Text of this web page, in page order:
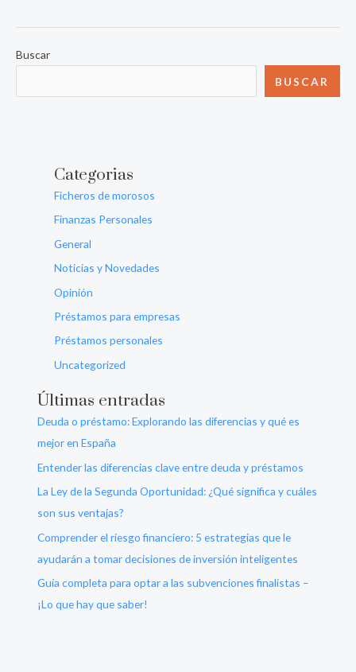
Buscar
BUSCAR
Categorias
Ficheros de morosos
Finanzas Personales
General
Noticias y Novedades
Opinión
Préstamos para empresas
Préstamos personales
Uncategorized
Últimas entradas
Deuda o préstamo: Explorando las diferencias y qué es
mejor en España
Entender las diferencias clave entre deuda y préstamos
La Ley de la Segunda Oportunidad: ¿Qué significa y cuáles
son sus ventajas?
Comprender el riesgo financiero: 5 estrategias que le
ayudarán a tomar decisiones de inversión inteligentes
Guía completa para optar a las subvenciones finalistas –
¡Lo que hay que saber!